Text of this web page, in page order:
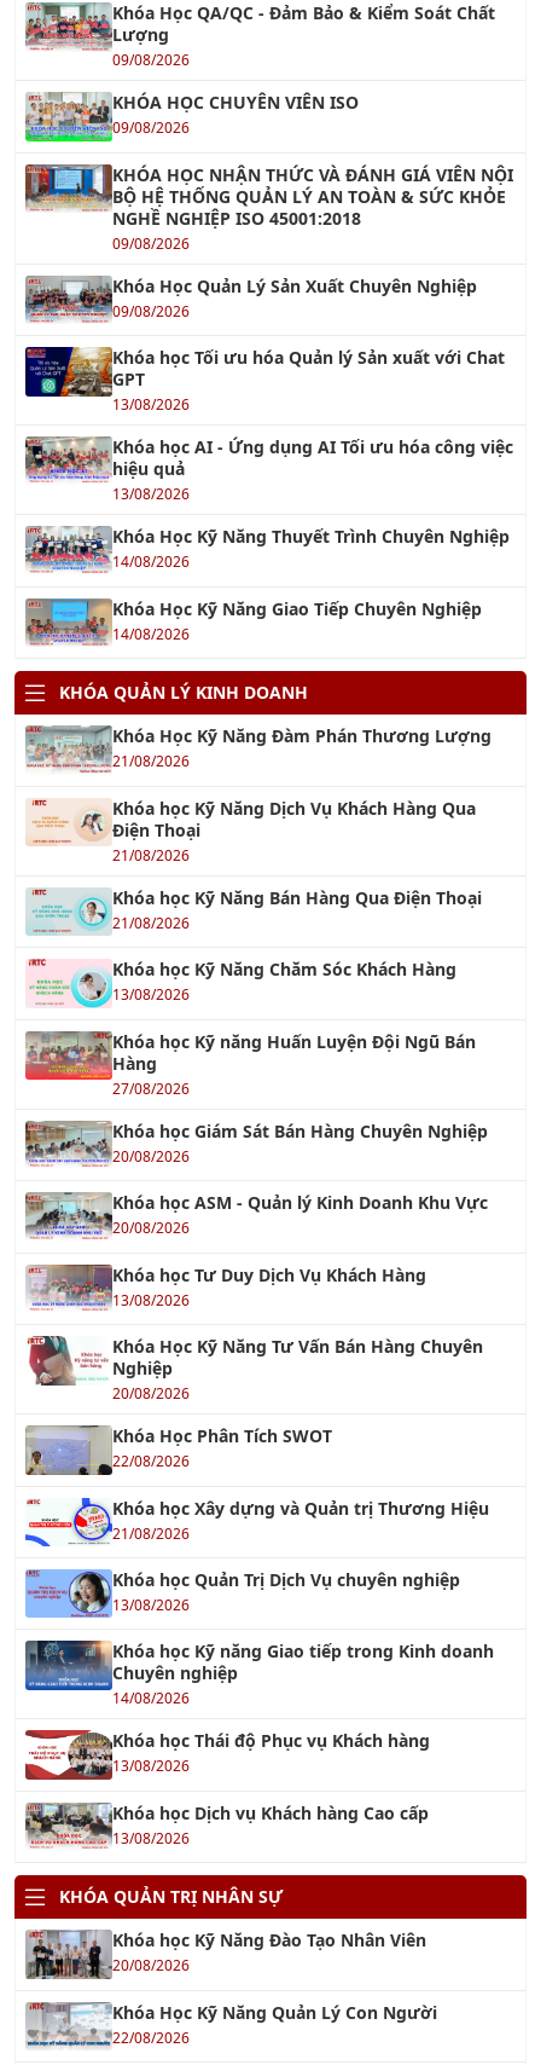
Khóa Học QA/QC - Đảm Bảo & Kiểm Soát Chất
Lượng
09/08/2026
KHÓA HỌC CHUYÊN VIÊN ISO
09/08/2026
KHÓA HỌC NHẬN THỨC VÀ ĐÁNH GIÁ VIÊN NỘI
BỘ HỆ THỐNG QUẢN LÝ AN TOÀN & SỨC KHỎE
NGHỀ NGHIỆP ISO 45001:2018
09/08/2026
Khóa Học Quản Lý Sản Xuất Chuyên Nghiệp
09/08/2026
Khóa học Tối ưu hóa Quản lý Sản xuất với Chat
GPT
13/08/2026
Khóa học AI - Ứng dụng AI Tối ưu hóa công việc
hiệu quả
13/08/2026
Khóa Học Kỹ Năng Thuyết Trình Chuyên Nghiệp
14/08/2026
Khóa Học Kỹ Năng Giao Tiếp Chuyên Nghiệp
14/08/2026
KHÓA QUẢN LÝ KINH DOANH
Khóa Học Kỹ Năng Đàm Phán Thương Lượng
21/08/2026
Khóa học Kỹ Năng Dịch Vụ Khách Hàng Qua
Điện Thoại
21/08/2026
Khóa học Kỹ Năng Bán Hàng Qua Điện Thoại
21/08/2026
Khóa học Kỹ Năng Chăm Sóc Khách Hàng
13/08/2026
Khóa học Kỹ năng Huấn Luyện Đội Ngũ Bán
Hàng
27/08/2026
Khóa học Giám Sát Bán Hàng Chuyên Nghiệp
20/08/2026
Khóa học ASM - Quản lý Kinh Doanh Khu Vực
20/08/2026
Khóa học Tư Duy Dịch Vụ Khách Hàng
13/08/2026
Khóa Học Kỹ Năng Tư Vấn Bán Hàng Chuyên
Nghiệp
20/08/2026
Khóa Học Phân Tích SWOT
22/08/2026
Khóa học Xây dựng và Quản trị Thương Hiệu
21/08/2026
Khóa học Quản Trị Dịch Vụ chuyên nghiệp
13/08/2026
Khóa học Kỹ năng Giao tiếp trong Kinh doanh
Chuyên nghiệp
14/08/2026
Khóa học Thái độ Phục vụ Khách hàng
13/08/2026
Khóa học Dịch vụ Khách hàng Cao cấp
13/08/2026
KHÓA QUẢN TRỊ NHÂN SỰ
Khóa học Kỹ Năng Đào Tạo Nhân Viên
20/08/2026
Khóa Học Kỹ Năng Quản Lý Con Người
22/08/2026